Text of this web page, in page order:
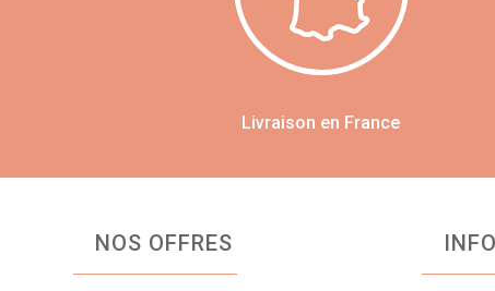
Livraison en France
NOS OFFRES